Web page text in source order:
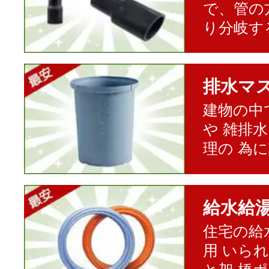
で、管の
り分岐
排水マ
建物の中
や 雑排
理の 為
給水給
住宅の給
用 いら